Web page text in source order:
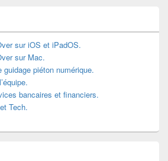
sur iOS et iPadOS.
sur Mac.
guidage piéton numérique.
bancaires et financiers.
Tech.